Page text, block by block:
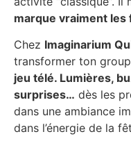
marque vraiment les
Chez Imaginarium
transformer ton
jeu télé. Lumières,
surprises… dès les
dans une ambiance
dans l’énergie de la